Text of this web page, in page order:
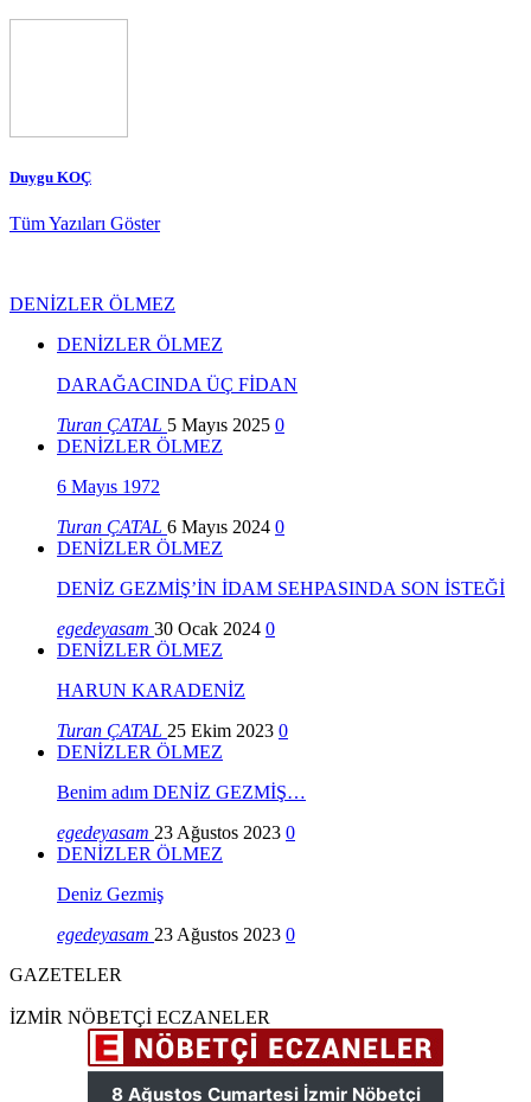
Duygu KOÇ
Tüm Yazıları Göster
DENİZLER ÖLMEZ
DENİZLER ÖLMEZ
DARAĞACINDA ÜÇ FİDAN
Turan ÇATAL 5 Mayıs 2025 0
DENİZLER ÖLMEZ
6 Mayıs 1972
Turan ÇATAL 6 Mayıs 2024 0
DENİZLER ÖLMEZ
DENİZ GEZMİŞ’İN İDAM SEHPASINDA SON İSTEĞİ
egedeyasam 30 Ocak 2024 0
DENİZLER ÖLMEZ
HARUN KARADENİZ
Turan ÇATAL 25 Ekim 2023 0
DENİZLER ÖLMEZ
Benim adım DENİZ GEZMİŞ…
egedeyasam 23 Ağustos 2023 0
DENİZLER ÖLMEZ
Deniz Gezmiş
egedeyasam 23 Ağustos 2023 0
GAZETELER
İZMİR NÖBETÇİ ECZANELER